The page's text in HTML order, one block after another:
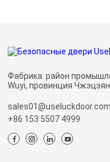
Фабрика: район
Wuyi, провинция
sales01@useluckdoor.com
+86 153 5507 4999